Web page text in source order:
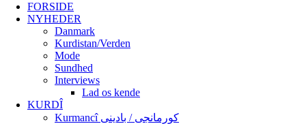
FORSIDE
NYHEDER
Danmark
Kurdistan/Verden
Mode
Sundhed
Interviews
Lad os kende
KURDÎ
Kurmancî کورمانجی / بادینی